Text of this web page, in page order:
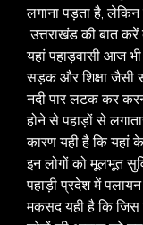
लगाना पड़ता है, लेकिन
उत्तराखंड की बात करें
यहां पहाड़वासी आज
सड़क और शिक्षा जैसी
नदी पार लटक कर
होने से पहाड़ों से
कारण यही है कि यहां
इन लोगों को मूलभूत
पहाड़ी प्रदेश में
मकसद यही है कि जिस